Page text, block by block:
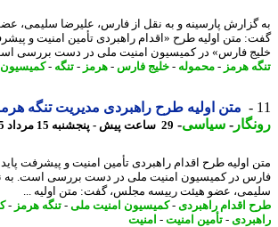
پارسینه و به نقل از فارس، علیرضا سلیمی، عضو
متن اولیه طرح «اقدام راهبردی تأمین امنیت و پیشرفت
فارس» در کمیسیون امنیت ملی در دست بررسی است.
هرمز- محموله-خلیج فارس-هرمز- تنگه -کمیسیون
متن اولیه طرح راهبردی مدیریت تنگه هرمز
-سیاسی-29 ساعت پیش - پنجشنبه 15 مرداد 1405، 20:27
اولیه طرح اقدام راهبردی تأمین امنیت و پیشرفت پایدار
در کمیسیون امنیت ملی در دست بررسی است. به نقل
عضو هیئت رییسه مجلس، گفت: متن اولیه ...
اقدام راهبردی-کمیسیون امنیت ملی -تنگه هرمز-
-تأمین امنیت-امنیت